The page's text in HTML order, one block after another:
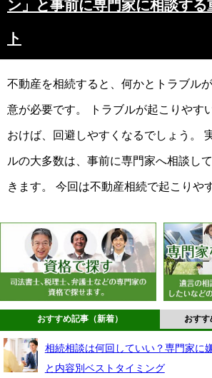
ン」と事前に専門家に相談する
ト
不動産を相続すると、何かとトラブル
意が必要です。 トラブルが起こりやす
おけば、回避しやすくなるでしょう。
ルの大多数は、事前に専門家へ相談し
きます。 今回は不動産相続で起こりや
おすすめ記事（新着） おすす
相続相談は何回していい？専門家に
と内容別ベストタイミング